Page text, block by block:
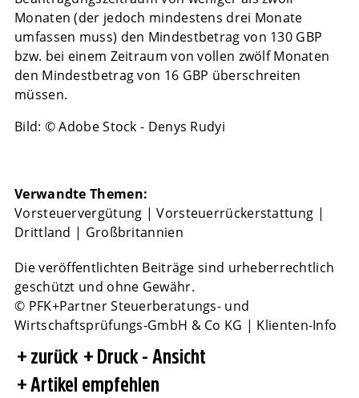
Monaten (der jedoch mindestens drei Monate
umfassen muss) den Mindestbetrag von 130 GBP
bzw. bei einem Zeitraum von vollen zwölf Monaten
den Mindestbetrag von 16 GBP überschreiten
müssen.
Bild: © Adobe Stock - Denys Rudyi
Verwandte Themen:
Vorsteuervergütung |Vorsteuerrückerstattung |
Drittland | Großbritannien
Die veröffentlichten Beiträge sind urheberrechtlich
geschützt und ohne Gewähr.
© PFK+Partner Steuerberatungs- und
Wirtschaftsprüfungs-GmbH & Co KG | Klienten-Info
zurück
Druck - Ansicht
Artikel empfehlen